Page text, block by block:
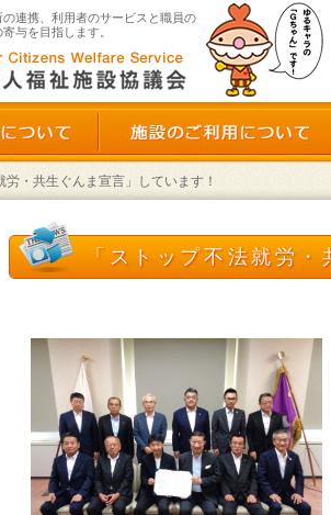
連携、利用者のサービスと職員の
与を目指します。
群馬県老人福祉
群馬県老施協について
労・共生ぐんま宣言」しています！
「ストップ不法就労
申し込み状況確認
ンロード